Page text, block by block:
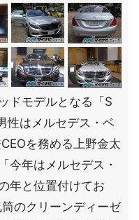
ドモデルとなる「S
性はメルセデス・ベ
を務める上野金太
今年はメルセデス・
年と位置付けてお
のクリーンディーゼ